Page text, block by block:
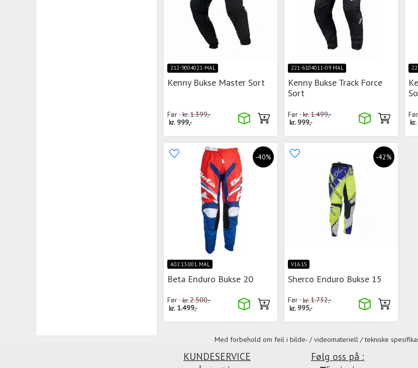
212-9004021-MAL
Kenny Bukse Master Sort
Før kr.1.399,-
kr.999,-
221-6104011-09 MAL
Kenny Bukse Track Force
Sort
Før kr.1.499,-
kr.999,-
Før
kr.
-40%
A02.13.001. MAL
Beta Enduro Bukse 20
Før kr.2.500,-
kr. 1.499,-
-42%
V16.15
Sherco Enduro Bukse 15
Før kr.1.732,-
kr.995,-
Med forbehold om feil i bilde- / videomateriell / tekniske
Følg oss på :
KUNDESERVICE